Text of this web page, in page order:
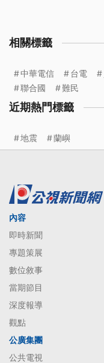
相關標籤
中華電信 台電
聯合國
難民
近期熱門標籤
地震 蘭嶼
內容
即時新聞
專題策展
數位敘事
當期節目
深度報導
觀點
公廣集團
公共電視